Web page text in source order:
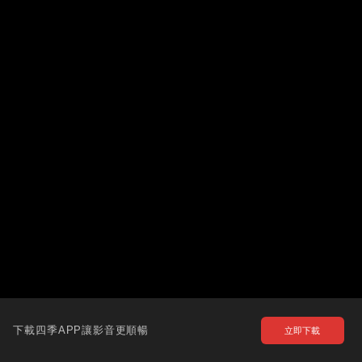
下載四季APP讓影音更順暢 立即下載